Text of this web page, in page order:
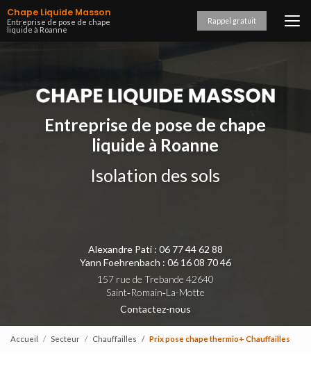
Aller
au
contenu
Chape Liquide Masson
Entreprise de pose de chape
liquide à Roanne
Rappel gratuit
Entreprise de pose de chape
liquide à Roanne
Isolation des sols
Alexandre Pati : 06 77 44 62 88
Yann Foehrenbach : 06 16 08 70 46
157 rue de Trebande 42640
Saint‑Romain‑La-Motte
Contactez-nous
Accueil Secteur Chauffailles Prix pose chape thermio+ Chauffailles